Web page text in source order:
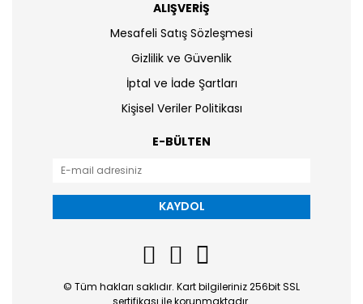
ALIŞVERİŞ
Mesafeli Satış Sözleşmesi
Gizlilik ve Güvenlik
İptal ve İade Şartları
Kişisel Veriler Politikası
E-BÜLTEN
KAYDOL
© Tüm hakları saklıdır. Kart bilgileriniz 256bit SSL
sertifikası ile korunmaktadır.